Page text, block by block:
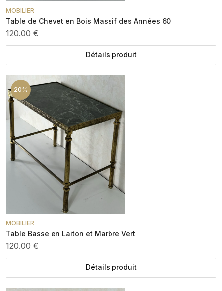
MOBILIER
Table de Chevet en Bois Massif des Années 60
120.00 €
Détails produit
20%
MOBILIER
Table Basse en Laiton et Marbre Vert
120.00 €
Détails produit